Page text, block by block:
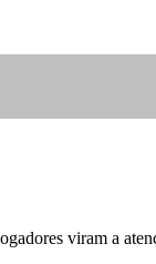
viram a